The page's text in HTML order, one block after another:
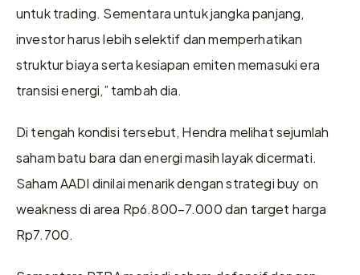
untuk trading. Sementara untuk jangka panjang,
investor harus lebih selektif dan memperhatikan
struktur biaya serta kesiapan emiten memasuki era
transisi energi,” tambah dia.
Di tengah kondisi tersebut, Hendra melihat sejumlah
saham batu bara dan energi masih layak dicermati.
Saham AADI dinilai menarik dengan strategi buy on
weakness di area Rp6.800–7.000 dan target harga
Rp7.700.